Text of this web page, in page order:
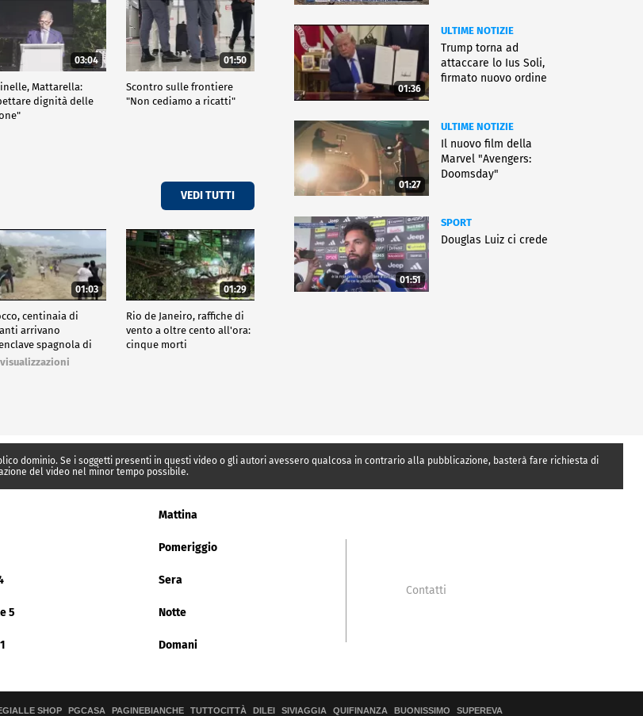
03:04
Mattarella:
dignità delle
01:50
Scontro sulle frontiere
"Non cediamo a ricatti"
VEDI TUTTI
01:03
centinaia di
arrivano
spagnola di
01:29
Rio de Janeiro, raffiche di
vento a oltre cento all'ora:
cinque morti
01:36
ULTIME NOTIZIE
Trump torna ad
attaccare lo Ius Soli,
firmato nuovo ordine
01:27
ULTIME NOTIZIE
Il nuovo film della
Marvel "Avengers:
Doomsday"
01:51
SPORT
Douglas Luiz ci crede
dominio. Se i soggetti presenti in questi video o gli autori avessero qualcosa in contrario alla pubblicazione, basterà fare richiesta di
del video nel minor tempo possibile.
Mattina
Pomeriggio
Sera
5 Notte
Domani
Contatti
SHOP PGCASA PAGINEBIANCHE TUTTOCITTÀ DILEI SIVIAGGIA QUIFINANZA BUONISSIMO SUPEREVA